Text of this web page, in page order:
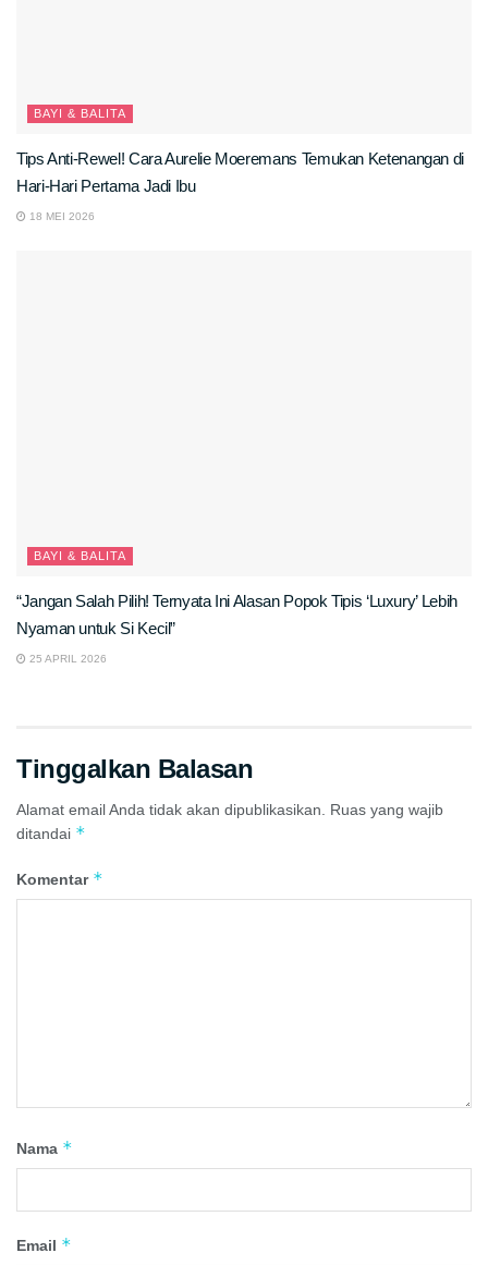
BAYI & BALITA
Tips Anti-Rewel! Cara Aurelie Moeremans Temukan Ketenangan di
Hari-Hari Pertama Jadi Ibu
18 MEI 2026
BAYI & BALITA
“Jangan Salah Pilih! Ternyata Ini Alasan Popok Tipis ‘Luxury’ Lebih
Nyaman untuk Si Kecil”
25 APRIL 2026
Tinggalkan Balasan
Alamat email Anda tidak akan dipublikasikan.
Ruas yang wajib
ditandai *
Komentar *
Nama *
Email *